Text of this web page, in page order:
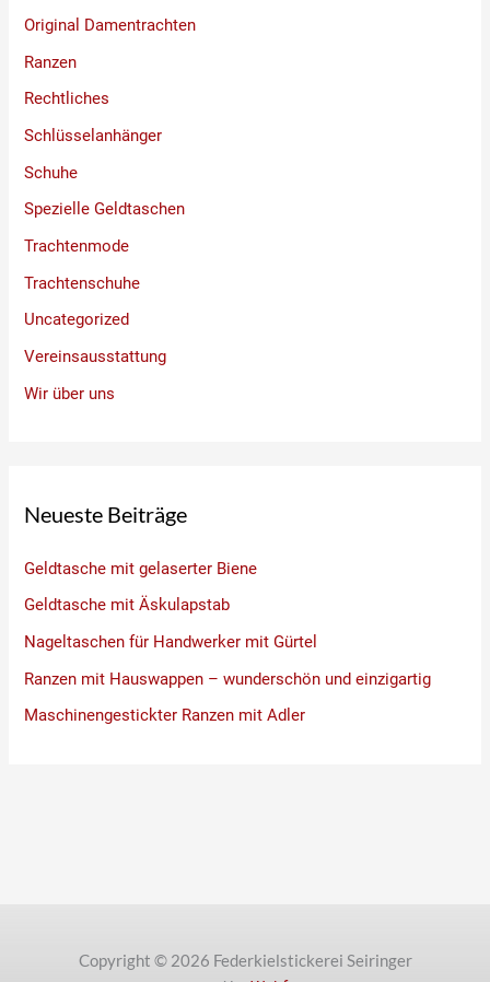
Original Damentrachten
Ranzen
Rechtliches
Schlüsselanhänger
Schuhe
Spezielle Geldtaschen
Trachtenmode
Trachtenschuhe
Uncategorized
Vereinsausstattung
Wir über uns
Neueste Beiträge
Geldtasche mit gelaserter Biene
Geldtasche mit Äskulapstab
Nageltaschen für Handwerker mit Gürtel
Ranzen mit Hauswappen – wunderschön und einzigartig
Maschinengestickter Ranzen mit Adler
Copyright © 2026 Federkielstickerei Seiringer